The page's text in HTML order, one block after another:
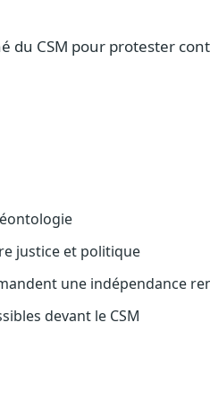
du CSM pour protester
justice et politique
une indépendance
devant le CSM